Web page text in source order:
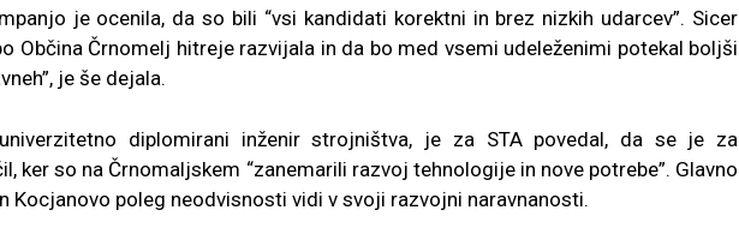
je ocenila, da so bili “vsi kandidati korektni in brez nizkih udarcev”. Sicer
Občina Črnomelj hitreje razvijala in da bo med vsemi udeleženimi potekal boljši
je še dejala.
diplomirani inženir strojništva, je za STA povedal, da se je za
ker so na Črnomaljskem “zanemarili razvoj tehnologije in nove potrebe”. Glavno
Kocjanovo poleg neodvisnosti vidi v svoji razvojni naravnanosti.